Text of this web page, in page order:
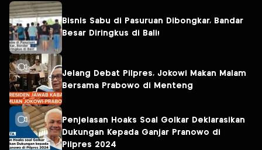
Bisnis Sabu di Pasuruan Dibongkar, Bandar
Besar Diringkus di Bali!
Jelang Debat Pilpres, Jokowi Makan Malam
Bersama Prabowo di Menteng
Penjelasan Hoaks Soal Golkar Deklarasikan
Dukungan Kepada Ganjar Pranowo di
Pilpres 2024